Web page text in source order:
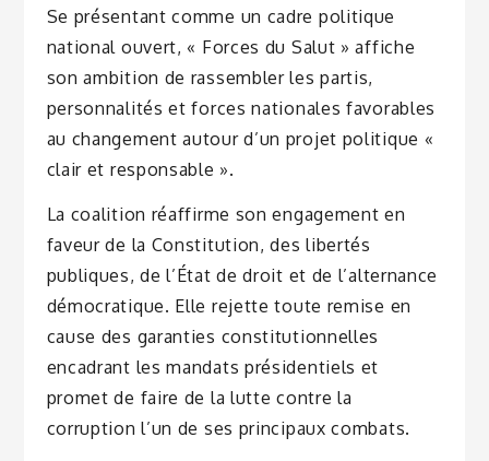
Se présentant comme un cadre politique
national ouvert, « Forces du Salut » affiche
son ambition de rassembler les partis,
personnalités et forces nationales favorables
au changement autour d’un projet politique «
clair et responsable ».
La coalition réaffirme son engagement en
faveur de la Constitution, des libertés
publiques, de l’État de droit et de l’alternance
démocratique. Elle rejette toute remise en
cause des garanties constitutionnelles
encadrant les mandats présidentiels et
promet de faire de la lutte contre la
corruption l’un de ses principaux combats.